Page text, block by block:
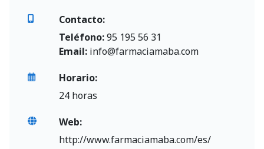
Contacto:
Teléfono:95 195 56 31
Email: info@farmaciamaba.com
Horario:
24 horas
Web:
http://www.farmaciamaba.com/es/